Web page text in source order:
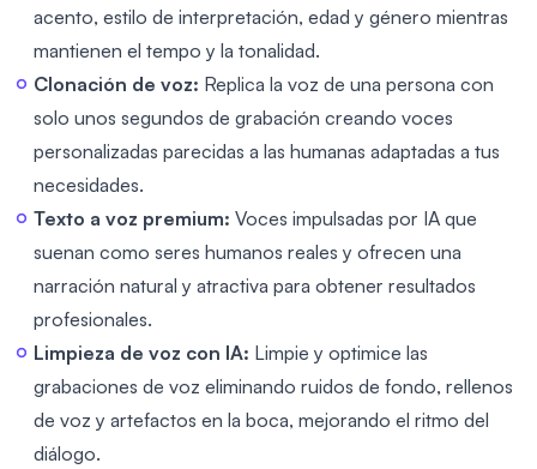
acento, estilo de interpretación, edad y género mientras
mantienen el tempo y la tonalidad.
Clonación de voz: Replica la voz de una persona con
solo unos segundos de grabación creando voces
personalizadas parecidas a las humanas adaptadas a tus
necesidades.
Texto a voz premium: Voces impulsadas por IA que
suenan como seres humanos reales y ofrecen una
narración natural y atractiva para obtener resultados
profesionales.
Limpieza de voz con IA: Limpie y optimice las
grabaciones de voz eliminando ruidos de fondo, rellenos
de voz y artefactos en la boca, mejorando el ritmo del
diálogo.